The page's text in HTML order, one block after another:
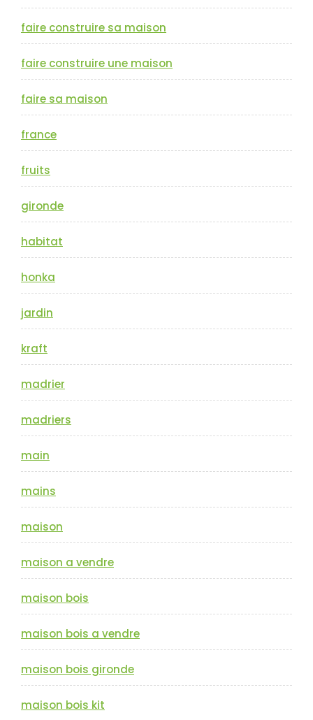
faire construire sa maison
faire construire une maison
faire sa maison
france
fruits
gironde
habitat
honka
jardin
kraft
madrier
madriers
main
mains
maison
maison a vendre
maison bois
maison bois a vendre
maison bois gironde
maison bois kit